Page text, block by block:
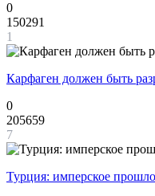
0
150291
1
Карфаген должен быть
0
205659
7
Турция: имперское